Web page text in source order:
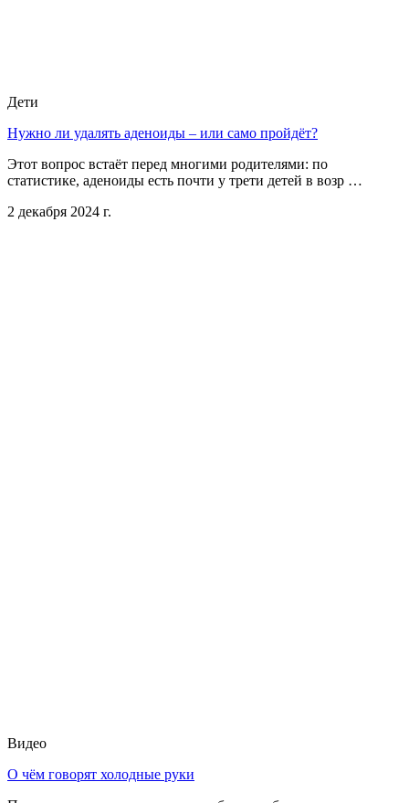
Дети
Нужно ли удалять аденоиды – или само пройдёт?
Этот вопрос встаёт перед многими родителями: по
статистике, аденоиды есть почти у трети детей в возр …
2 декабря 2024 г.
Видео
О чём говорят холодные руки